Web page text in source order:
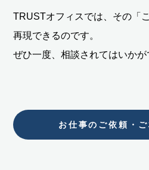
TRUSTオフィスでは、その「
再現できるのです。
ぜひ一度、相談されてはいかが
お仕事のご依頼・